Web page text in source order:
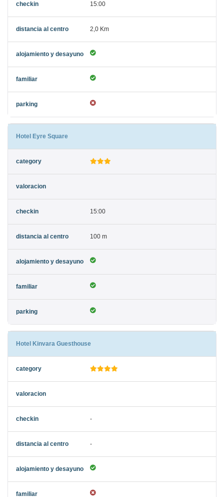
15:00
2,0 Km
Hotel Eyre Square
15:00
100 m
Hotel Kinvara Guesthouse
-
-